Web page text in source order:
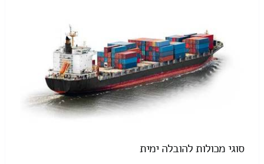
סוגי מכולות להובלה ימית